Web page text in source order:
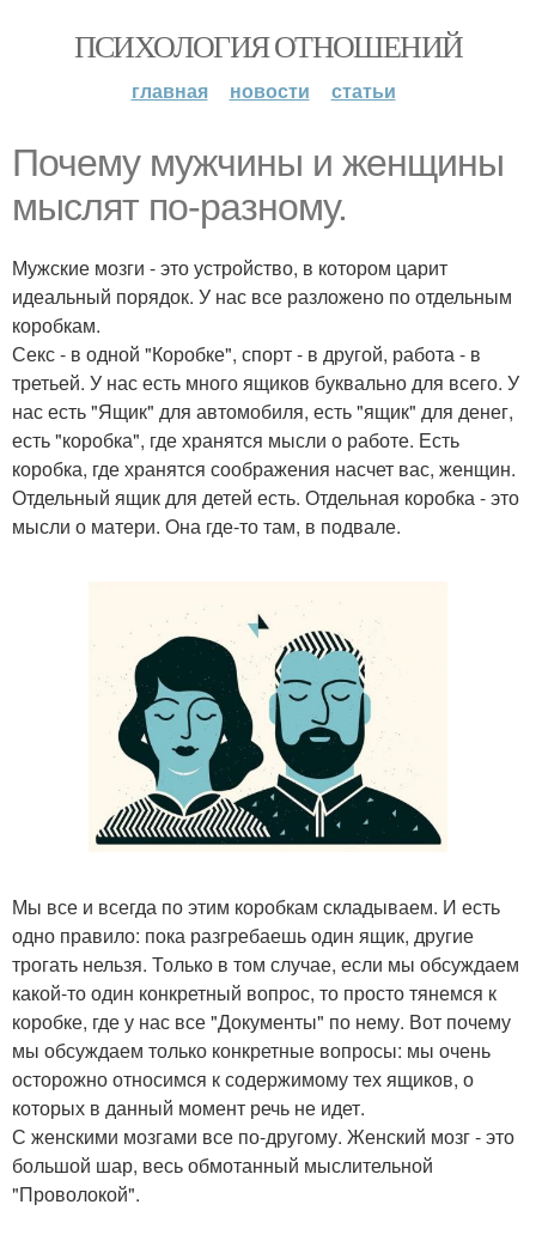
ПСИХОЛОГИЯ ОТНОШЕНИЙ
главная новости статьи
Почему мужчины и женщины
мыслят по-разному.
Мужские мозги - это устройство, в котором царит
идеальный порядок. У нас все разложено по отдельным
коробкам.
Секс - в одной "Коробке", спорт - в другой, работа - в
третьей. У нас есть много ящиков буквально для всего. У
нас есть "Ящик" для автомобиля, есть "ящик" для денег,
есть "коробка", где хранятся мысли о работе. Есть
коробка, где хранятся соображения насчет вас, женщин.
Отдельный ящик для детей есть. Отдельная коробка - это
мысли о матери. Она где-то там, в подвале.
Мы все и всегда по этим коробкам складываем. И есть
одно правило: пока разгребаешь один ящик, другие
трогать нельзя. Только в том случае, если мы обсуждаем
какой-то один конкретный вопрос, то просто тянемся к
коробке, где у нас все "Документы" по нему. Вот почему
мы обсуждаем только конкретные вопросы: мы очень
осторожно относимся к содержимому тех ящиков, о
которых в данный момент речь не идет.
С женскими мозгами все по-другому. Женский мозг - это
большой шар, весь обмотанный мыслительной
"Проволокой".